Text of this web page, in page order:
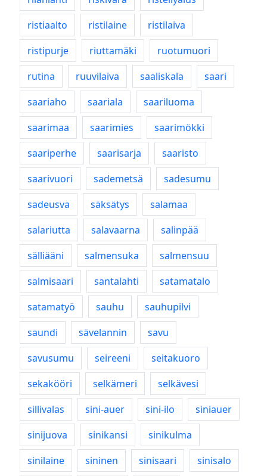
ristiaalto
ristilaine
ristilaiva
ristipurje
riuttamäki
ruotumuori
rutina
ruuvilaiva saaliskala
saari
saariaho
saariala
saariluoma
saarimaa
saarimies
saarimökki
saariperhe
saarisarja
saaristo
saarivuori
sademetsä
sadesumu
sadeusva
säksätys
salamaa
salariutta
salavaarna
salinpää
sälliääni
salmensuka
salmensuu
salmisaari
santalahti
satamatalo
satamatyö
sauhu
sauhupilvi
saundi
sävelannin
savu
savusumu
seireeni
seitakuoro
sekakööri
selkämeri
selkävesi
sillivalas
sini-auer sini-ilo
siniauer
sinijuova
sinikansi
sinikulma
sinilaine
sininen sinisaari
sinisalo